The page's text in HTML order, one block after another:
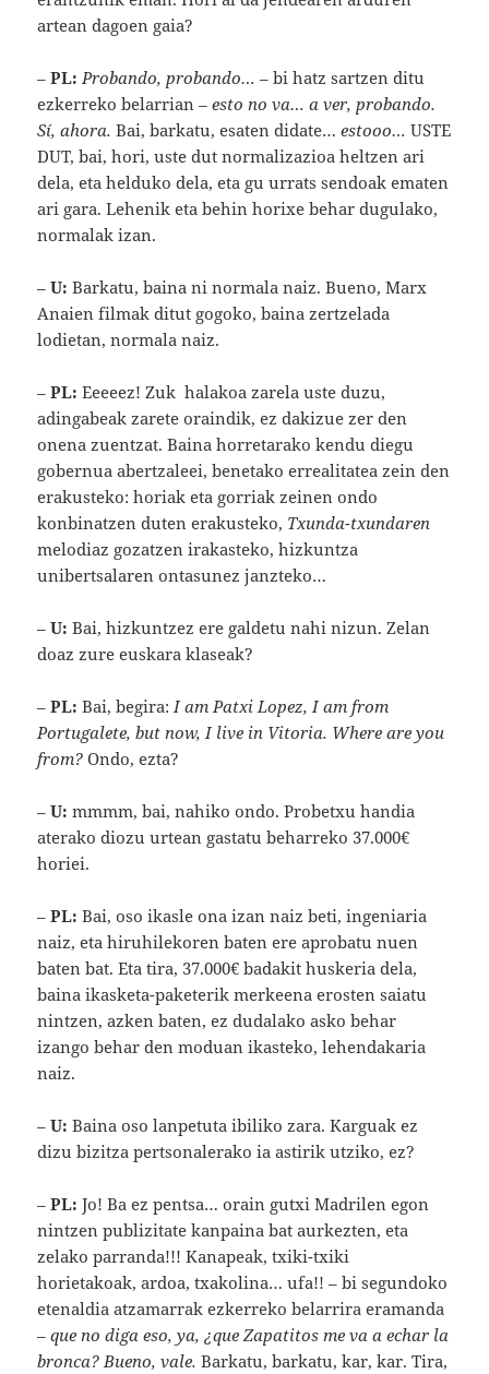
artean dagoen gaia?
–PL:Probando, probando…– bi hatz sartzen ditu
ezkerreko belarrian –esto no va… a ver, probando.
Sí, ahora.Bai, barkatu, esaten didate…estooo…USTE
DUT, bai, hori, uste dut normalizazioa heltzen ari
dela, eta helduko dela, eta gu urrats sendoak ematen
ari gara. Lehenik eta behin horixe behar dugulako,
normalak izan.
–U:Barkatu, baina ni normala naiz. Bueno, Marx
Anaien filmak ditut gogoko, baina zertzelada
lodietan, normala naiz.
–PL:Eeeeez! Zuk halakoa zarela uste duzu,
adingabeak zarete oraindik, ez dakizue zer den
onena zuentzat. Baina horretarako kendu diegu
gobernua abertzaleei, benetako errealitatea zein den
erakusteko: horiak eta gorriak zeinen ondo
konbinatzen duten erakusteko, Txunda-txundaren
melodiaz gozatzen irakasteko, hizkuntza
unibertsalaren ontasunez janzteko…
–U:Bai, hizkuntzez ere galdetu nahi nizun. Zelan
doaz zure euskara klaseak?
–PL:Bai, begira:I am Patxi Lopez, I am from
Portugalete, but now, I live in Vitoria. Where are you
from? Ondo, ezta?
–U:mmmm, bai, nahiko ondo. Probetxu handia
aterako diozu urtean gastatu beharreko 37.000€
horiei.
–PL:Bai, oso ikasle ona izan naiz beti, ingeniaria
naiz, eta hiruhilekoren baten ere aprobatu nuen
baten bat. Eta tira, 37.000€ badakit huskeria dela,
baina ikasketa-paketerik merkeena erosten saiatu
nintzen, azken baten, ez dudalako asko behar
izango behar den moduan ikasteko, lehendakaria
naiz.
–U:Baina oso lanpetuta ibiliko zara. Karguak ez
dizu bizitza pertsonalerako ia astirik utziko, ez?
–PL:Jo! Ba ez pentsa… orain gutxi Madrilen egon
nintzen publizitate kanpaina bat aurkezten, eta
zelako parranda!!! Kanapeak, txiki-txiki
horietakoak, ardoa, txakolina… ufa!! – bi segundoko
etenaldia atzamarrak ezkerreko belarrira eramanda
–que no diga eso, ya, ¿que Zapatitos me va a echar la
bronca? Bueno, vale. Barkatu, barkatu, kar, kar. Tira,